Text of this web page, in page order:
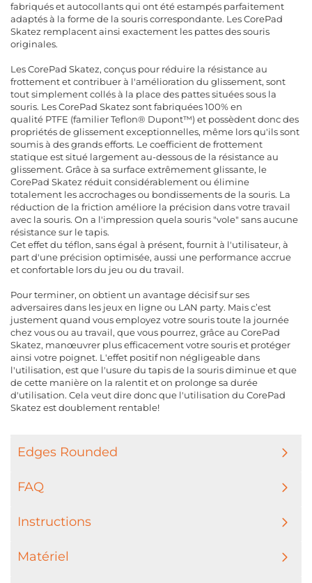
fabriqués et autocollants qui ont été estampés parfaitement
adaptés à la forme de la souris correspondante. Les CorePad
Skatez remplacent ainsi exactement les pattes des souris
originales.
Les CorePad Skatez, conçus pour réduire la résistance au
frottement et contribuer à l'amélioration du glissement, sont
tout simplement collés à la place des pattes situées sous la
souris. Les CorePad Skatez sont fabriquées 100% en
qualité PTFE (familier Teflon® Dupont™) et possèdent donc des
propriétés de glissement exceptionnelles, même lors qu'ils sont
soumis à des grands efforts. Le coefficient de frottement
statique est situé largement au-dessous de la résistance au
glissement. Grâce à sa surface extrêmement glissante, le
CorePad Skatez réduit considérablement ou élimine
totalement les accrochages ou bondissements de la souris. La
réduction de la friction améliore la précision dans votre travail
avec la souris. On a l'impression quela souris "vole" sans aucune
résistance sur le tapis.
Cet effet du téflon, sans égal à présent, fournit à l'utilisateur, à
part d'une précision optimisée, aussi une performance accrue
et confortable lors du jeu ou du travail.
Pour terminer, on obtient un avantage décisif sur ses
adversaires dans les jeux en ligne ou LAN party. Mais c’est
justement quand vous employez votre souris toute la journée
chez vous ou au travail, que vous pourrez, grâce au CorePad
Skatez, manœuvrer plus efficacement votre souris et protéger
ainsi votre poignet. L'effet positif non négligeable dans
l'utilisation, est que l'usure du tapis de la souris diminue et que
de cette manière on la ralentit et on prolonge sa durée
d'utilisation. Cela veut dire donc que l'utilisation du CorePad
Skatez est doublement rentable!
Edges Rounded
FAQ
Instructions
Matériel